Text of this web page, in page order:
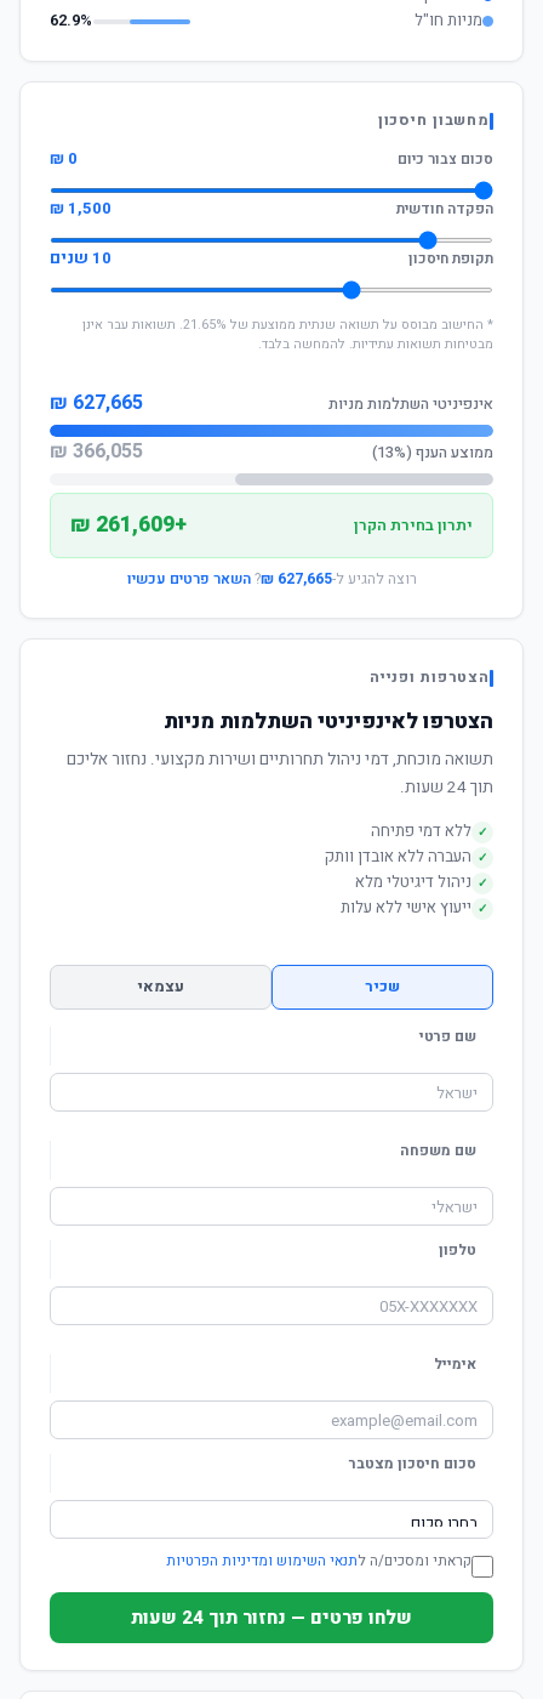
מניות חו"ל
62.9%
מחשבון חיסכון
סכום צבור כיום
0 ₪
הפקדה חודשית 1,500 ₪
תקופת חיסכון 10 שנים
* החישוב מבוסס על תשואה שנתית ממוצעת של 21.65%. תשואות עבר אינן
מבטיחות תשואות עתידיות. להמחשה בלבד.
אינפיניטי השתלמות מניות 627,665 ₪
ממוצע הענף (13%) 366,055 ₪
יתרון בחירת הקרן +261,609 ₪
רוצה להגיע ל-627,665 ₪
?השאר פרטים עכשיו
הצטרפות ופנייה
הצטרפו לאינפיניטי השתלמות מניות
תשואה מוכחת, דמי ניהול תחרותיים ושירות מקצועי. נחזור אליכם
תוך 24 שעות.
✓ ללא דמי פתיחה
✓ העברה ללא אובדן וותק
✓ ניהול דיגיטלי מלא
✓ ייעוץ אישי ללא עלות
שכיר עצמאי
שם פרטי
שם משפחה
טלפון
אימייל
סכום חיסכון מצטבר
קראתי ומסכים/ה לתנאי השימוש ומדיניות הפרטיות
שלחו פרטים — נחזור תוך 24 שעות